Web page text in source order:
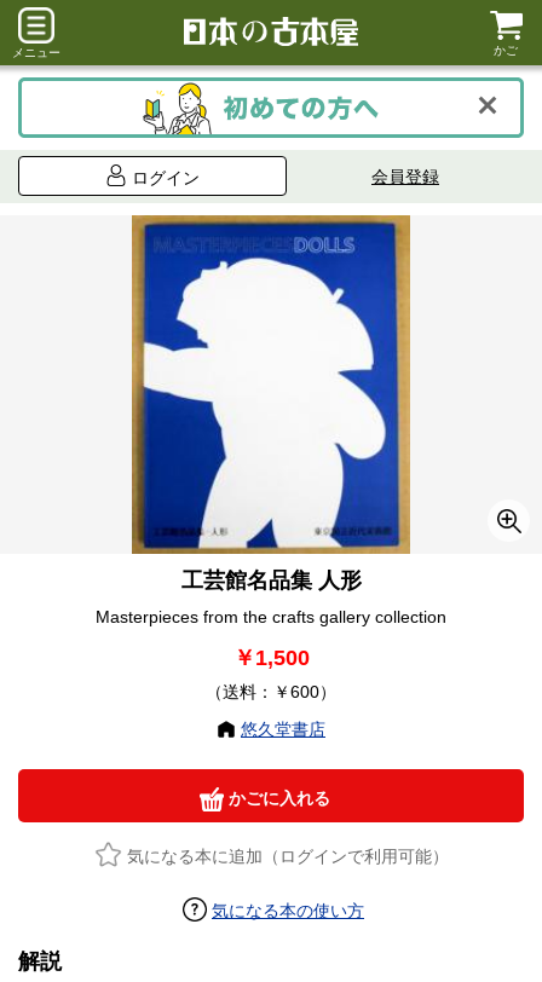
メニュー かご
ログイン 会員登録
工芸館名品集 人形
Masterpieces from the crafts gallery collection
￥1,500
（送料：￥600）
悠久堂書店
かごに入れる
気になる本に追加（ログインで利用可能）
気になる本の使い方
解説